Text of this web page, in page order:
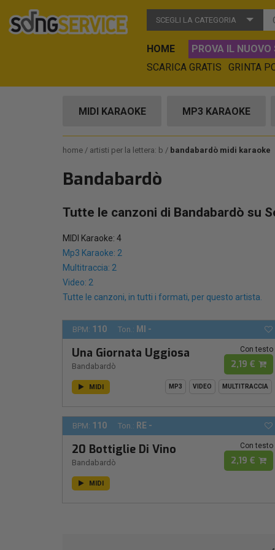
SCEGLI LA CATEGORIA
HOME
PROVA IL NUOVO
SCARICA GRATIS
GRINTA
MIDI KARAOKE MP3 KARAOKE
home artisti per la lettera: b bandabardò midi karaoke
Bandabardò
Tutte le canzoni di Bandabardò su
MIDI Karaoke: 4
Mp3 Karaoke: 2
Multitraccia: 2
Video: 2
Tutte le canzoni, in tutti i formati, per questo artista.
BPM: 110 Ton.: MI -
Una Giornata Uggiosa
Bandabardò
Con testo
2,19 €
MIDI MP3 VIDEO MULTITRACCIA
BPM: 110 Ton.: RE -
20 Bottiglie Di Vino
Bandabardò
Con testo
2,19 €
MIDI